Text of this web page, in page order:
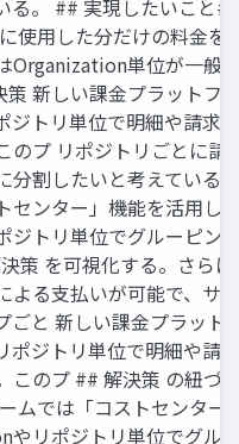
る。 ## 実現したいこと
使用した分だけの料金を
Organization単位が一般
新しい課金プラットフ
ジトリ単位で明細や請求
のプ リポジトリごとに請
分割したいと考えている
センター」機能を活用し
ジトリ単位でグルーピン
策 を可視化する。さら
よる支払いが可能で、サ
ごと 新しい課金プラット
ポジトリ単位で明細や請
このプ ## 解決策 の紐づ
ムでは「コストセンター
やリポジトリ単位でグル